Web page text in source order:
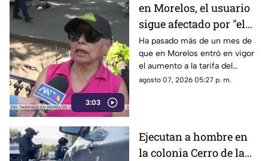
3:03
en Morelos, el usuario
sigue afectado por "el
tarifazo"
Ha pasado más de un mes de
que en Morelos entró en vigor
el aumento a la tarifa del
transporte público. Un mes,
al interior de las unidades.
agosto 07, 2026 05:27 p. m.
Ejecutan a hombre en
la colonia Cerro de la